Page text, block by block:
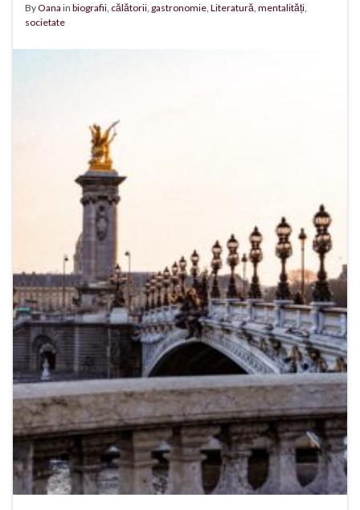
ByOana in biografii călătorii gastronomie Literatură mentalități
societate